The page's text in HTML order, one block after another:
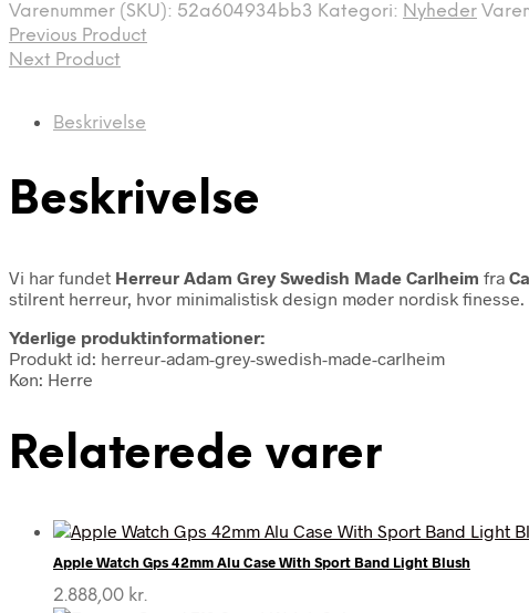
1.999,00 kr..799,00 kr..
Varenummer (SKU): 52a604934bb3 Kategori: Nyheder
Previous Product
Next Product
Beskrivelse
Beskrivelse
Vi har fundet Herreur Adam Grey Swedish Made Carlheim fra
stilrent herreur, hvor minimalistisk design møder nordisk
Yderlige produktinformationer:
Produkt id: herreur-adam-grey-swedish-made-carlheim
Køn: Herre
Relaterede varer
Apple Watch Gps 42mm Alu Case With Sport Band Light Blush
2.888,00 kr.